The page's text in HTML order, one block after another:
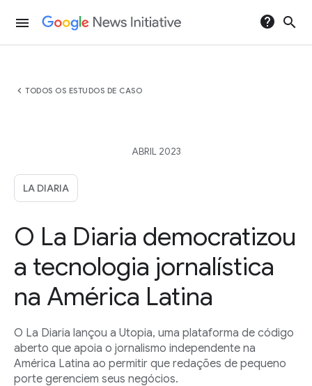
menu help search
chevron_left TODOS OS ESTUDOS DE CASO
ABRIL 2023
LA DIARIA
O La Diaria democratizou
a tecnologia jornalística
na América Latina
O La Diaria lançou a Utopia, uma plataforma de código
aberto que apoia o jornalismo independente na
América Latina ao permitir que redações de pequeno
porte gerenciem seus negócios.